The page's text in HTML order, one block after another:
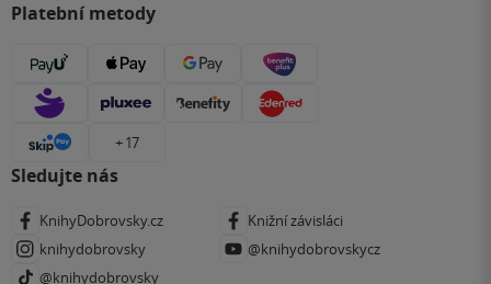
Platební metody
+ 17
Sledujte nás
KnihyDobrovsky.cz
Knižní závisláci
knihydobrovsky
@knihydobrovskycz
@knihydobrovsky